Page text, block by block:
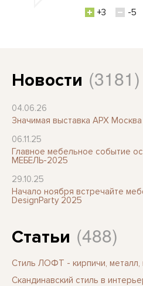
+3 -5
Новости (3181)
04.06.26
Значимая выставка АРХ
06.11.25
Главное мебельное событие
МЕБЕЛЬ-2025
29.10.25
Начало ноября встречайте
DesignParty 2025
Статьи (488)
Стиль ЛОФТ - кирпичи, металл,
Скандинавский стиль в